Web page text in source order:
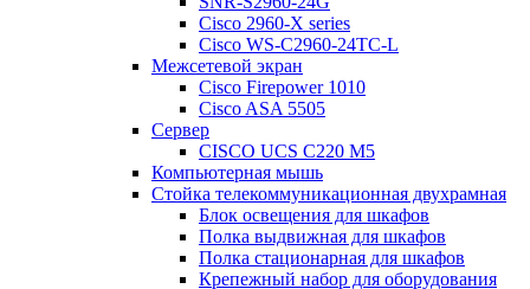
Cisco 2960-X series
Cisco WS-C2960-24TC-L
Межсетевой экран
Cisco Firepower 1010
Cisco ASA 5505
Сервер
CISCO UCS C220 M5
Компьютерная мышь
Стойка телекоммуникационная двухрамная
Блок освещения для шкафов
Полка выдвижная для шкафов
Полка стационарная для шкафов
Крепежный набор для оборудования